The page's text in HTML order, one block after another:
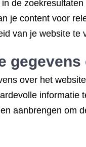
de
je content voor
van je website te
over het
aanbrengen om